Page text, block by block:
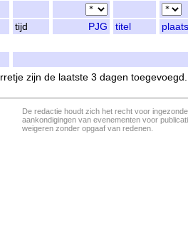
tijd PJG titel plaats
zijn de laatste 3 dagen toegevoegd.
De redactie houdt zich het recht voor
aankondigingen van evenementen voor
weigeren zonder opgaaf van redenen.